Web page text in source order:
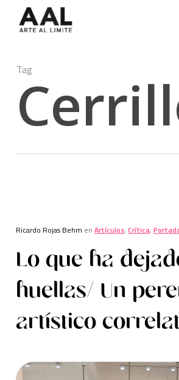
Tag
Ricardo Rojas Behm en Artículos, Crítica,
Lo que ha
huellas/ Un
artístico